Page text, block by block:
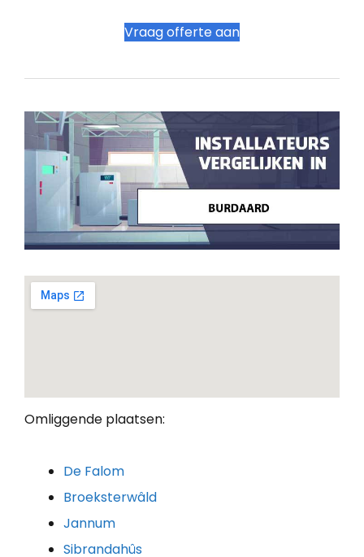
Vraag offerte aan
Omliggende plaatsen:
De Falom
Broeksterwâld
Jannum
Sibrandahûs